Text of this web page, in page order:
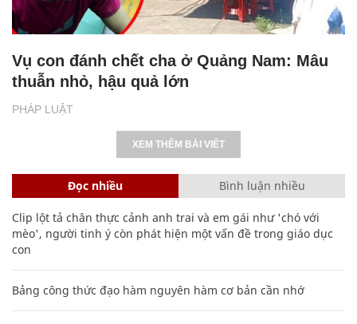
PHÁP LUẬT
Vụ con đánh chết cha ở Quảng Nam: Mâu
thuẫn nhỏ, hậu quả lớn
XEM THÊM BÀI VIẾT
Đọc nhiều Bình luận nhiều
Clip lột tả chân thực cảnh anh trai và em gái như 'chó với
mèo', người tinh ý còn phát hiện một vấn đề trong giáo dục
con
Bảng công thức đạo hàm nguyên hàm cơ bản cần nhớ